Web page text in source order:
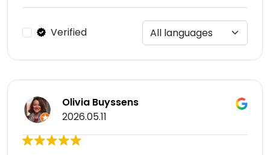
Verified
Olivia Buyssens
2026.05.11